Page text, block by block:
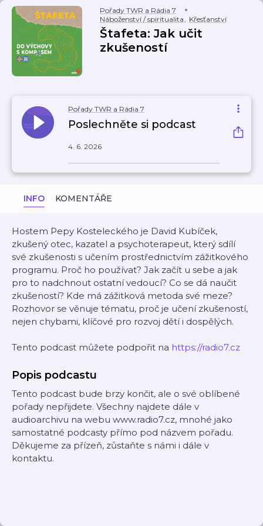
Pořady TWR a Rádia 7
Náboženství / spiritualita, Křesťanství
Štafeta: Jak učit
zkušeností
Pořady TWR a Rádia 7
Poslechněte si podcast
4. 6. 2026
INFO KOMENTÁŘE
Hostem Pepy Kosteleckého je David Kubíček,
zkušený otec, kazatel a psychoterapeut, který sdílí
své zkušenosti s učením prostřednictvím zážitkového
programu. Proč ho používat? Jak začít u sebe a jak
pro to nadchnout ostatní vedoucí? Co se dá naučit
zkušeností? Kde má zážitková metoda své meze?
Rozhovor se věnuje tématu, proč je učení zkušeností,
nejen chybami, klíčové pro rozvoj dětí i dospělých.
Tento podcast můžete podpořit na https://radio7.cz
Popis podcastu
Tento podcast bude brzy končit, ale o své oblíbené
pořady nepřijdete. Všechny najdete dále v
audioarchivu na webu www.radio7.cz, mnohé jako
samostatné podcasty přímo pod názvem pořadu.
Děkujeme za přízeň, zůstaňte s námi i dále v
kontaktu.